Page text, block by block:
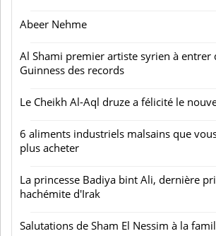
Abeer Nehme
Al Shami premier artiste syrien à entrer
Guinness des records
Le Cheikh Al-Aql druze a félicité le
6 aliments industriels malsains que
plus acheter
La princesse Badiya bint Ali, dernière
hachémite d'Irak
Salutations de Sham El Nessim à la